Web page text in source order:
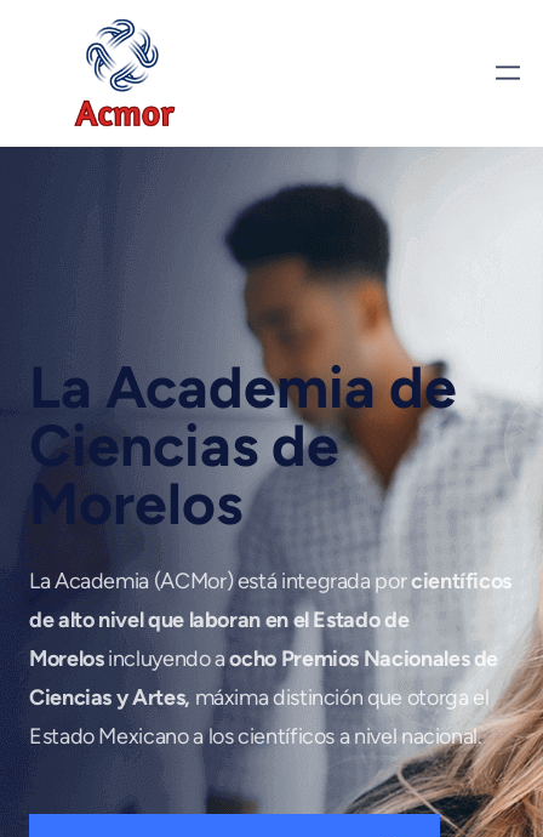
La Academia de
Ciencias de
Morelos
La Academia (ACMor) está integrada porcientíficos
de alto nivel que laboran en el Estado de
Morelosincluyendo aocho Premios Nacionales de
Ciencias y Artes, máxima distinción que otorga el
Estado Mexicano a los científicos a nivel nacional.